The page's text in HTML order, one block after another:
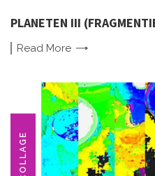
PLANETEN III
Read More
COLLAGE